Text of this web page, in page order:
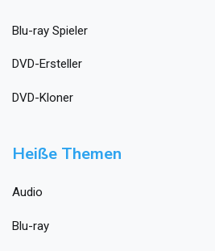
Blu-ray Spieler
DVD-Ersteller
DVD-Kloner
Heiße Themen
Audio
Blu-ray